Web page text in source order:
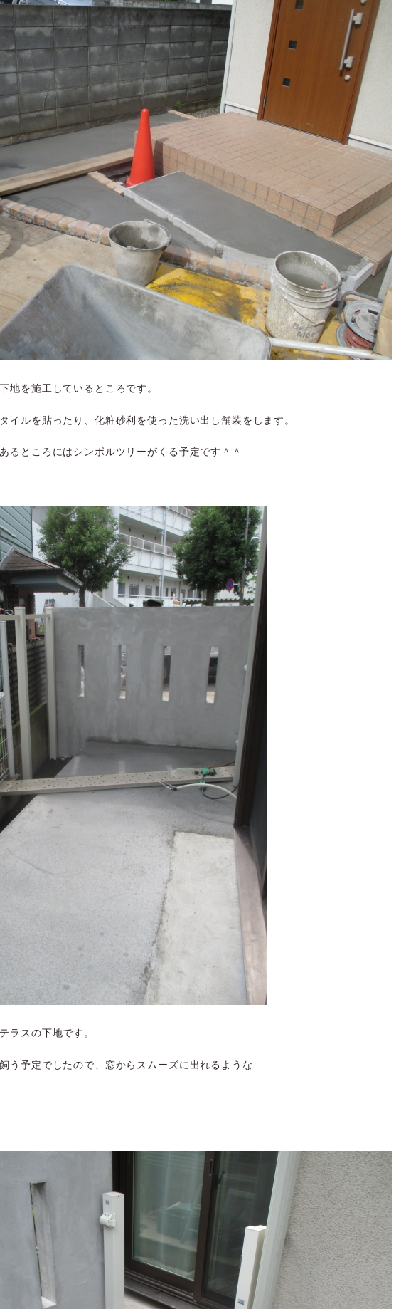
地を施工しているところです。
イルを貼ったり、化粧砂利を使った洗い出し舗装をします。
るところにはシンボルツリーがくる予定です＾＾
ラスの下地です。
う予定でしたので、窓からスムーズに出れるような